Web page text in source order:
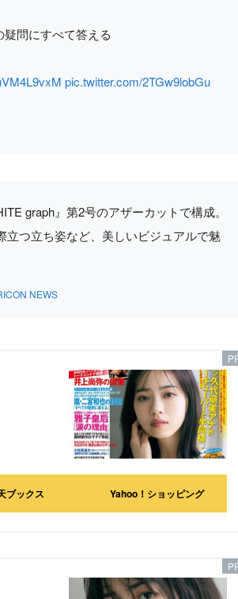
疑問にすべて答える
pic.twitter.com/2TGw9lobGu
graph』第2号のアザーカットで構成。
立つ立ち姿など、美しいビジュアルで魅
NEWS
ブックス Yahoo！ショッピング